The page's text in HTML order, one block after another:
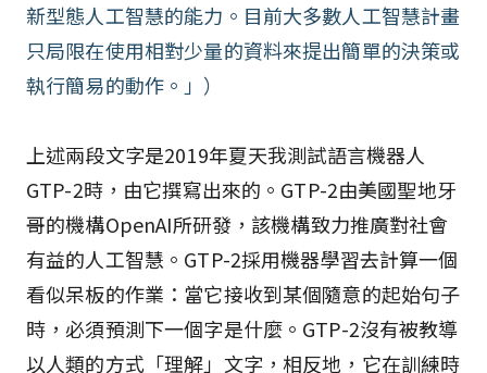
新型態人工智慧的能力。目前大多數人工智慧計畫
只局限在使用相對少量的資料來提出簡單的決策或
執行簡易的動作。」）
上述兩段文字是2019年夏天我測試語言機器人
GTP-2時，由它撰寫出來的。GTP-2由美國聖地牙
哥的機構OpenAI所研發，該機構致力推廣對社會
有益的人工智慧。GTP-2採用機器學習去計算一個
看似呆板的作業：當它接收到某個隨意的起始句子
時，必須預測下一個字是什麼。GTP-2沒有被教導
以人類的方式「理解」文字，相反地，它在訓練時